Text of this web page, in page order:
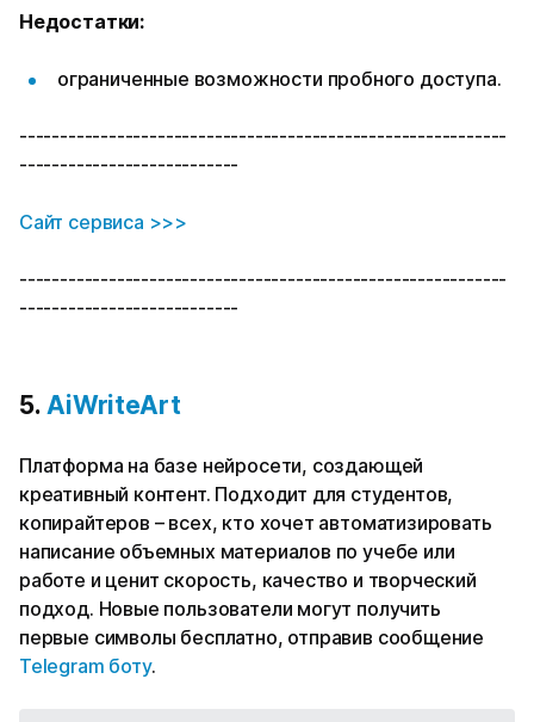
Недостатки:
ограниченные возможности пробного доступа.
------------------------------------------------------------
---------------------------
Сайт сервиса >>>
------------------------------------------------------------
---------------------------
5. AiWriteArt
Платформа на базе нейросети, создающей
креативный контент. Подходит для студентов,
копирайтеров – всех, кто хочет автоматизировать
написание объемных материалов по учебе или
работе и ценит скорость, качество и творческий
подход. Новые пользователи могут получить
первые символы бесплатно, отправив сообщение
Telegram боту.